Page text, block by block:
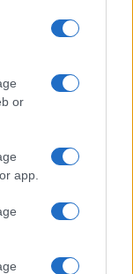
or
app.